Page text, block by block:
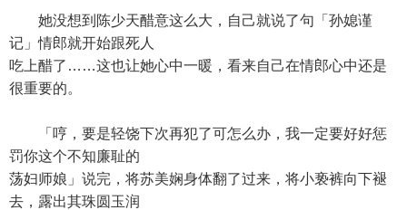
她没想到陈少天醋意这么大，自己就说了句「孙媳谨
记」情郎就开始跟死人
吃上醋了……这也让她心中一暖，看来自己在情郎心中还是
很重要的。
「哼，要是轻饶下次再犯了可怎么办，我一定要好好惩
罚你这个不知廉耻的
荡妇师娘」说完，将苏美娴身体翻了过来，将小亵裤向下褪
去，露出其珠圆玉润